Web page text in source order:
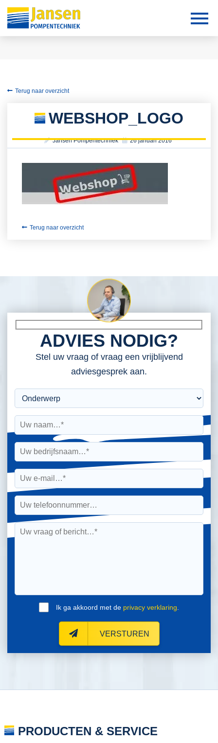
Terug naar overzicht
WEBSHOP_LOGO
Jansen Pompentechniek 26 januari 2016
Terug naar overzicht
ADVIES NODIG?
Stel uw vraag of vraag een vrijblijvend
adviesgesprek aan.
Ik ga akkoord met de privacy verklaring
VERSTUREN
PRODUCTEN & SERVICE